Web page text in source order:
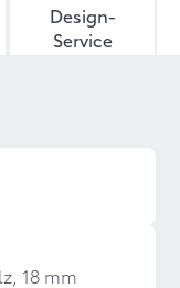
Design-
Service
18 mm